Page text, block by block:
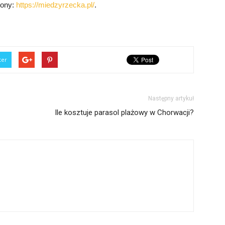
https://miedzyrzecka.pl/.
Następny artykuł
Ile kosztuje parasol plażowy w Chorwacji?